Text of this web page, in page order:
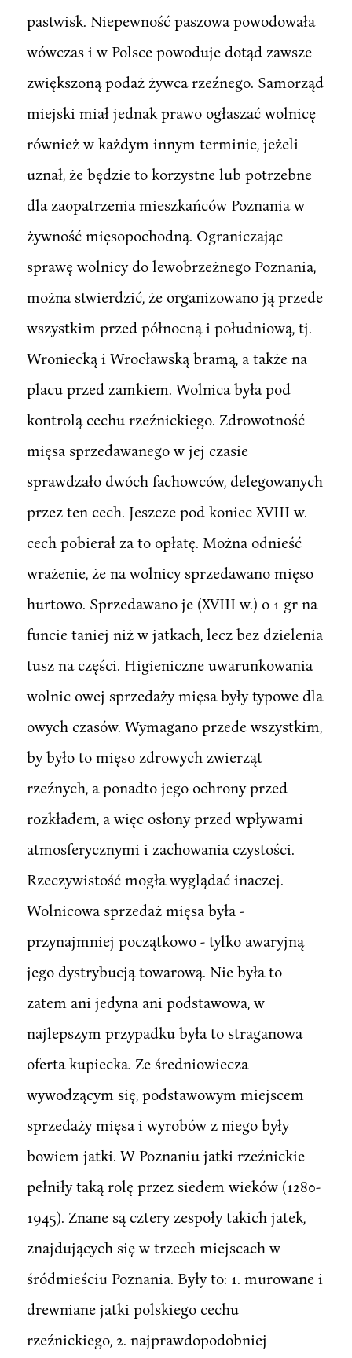
pastwisk. Niepewność paszowa powodowała
wówczas i w Polsce powoduje dotąd zawsze
zwiększoną podaż żywca rzeźnego. Samorząd
miejski miał jednak prawo ogłaszać wolnicę
również w każdym innym terminie, jeżeli
uznał, że będzie to korzystne lub potrzebne
dla zaopatrzenia mieszkańców Poznania w
żywność mięsopochodną. Ograniczając
sprawę wolnicy do lewobrzeżnego Poznania,
można stwierdzić, że organizowano ją przede
wszystkim przed północną i południową, tj.
Wroniecką i Wrocławską bramą, a także na
placu przed zamkiem. Wolnica była pod
kontrolą cechu rzeźnickiego. Zdrowotność
mięsa sprzedawanego w jej czasie
sprawdzało dwóch fachowców, delegowanych
przez ten cech. Jeszcze pod koniec XVIII w.
cech pobierał za to opłatę. Można odnieść
wrażenie, że na wolnicy sprzedawano mięso
hurtowo. Sprzedawano je (XVIII w.) o 1 gr na
funcie taniej niż w jatkach, lecz bez dzielenia
tusz na części. Higieniczne uwarunkowania
wolnic owej sprzedaży mięsa były typowe dla
owych czasów. Wymagano przede wszystkim,
by było to mięso zdrowych zwierząt
rzeźnych, a ponadto jego ochrony przed
rozkładem, a więc osłony przed wpływami
atmosferycznymi i zachowania czystości.
Rzeczywistość mogła wyglądać inaczej.
Wolnicowa sprzedaż mięsa była -
przynajmniej początkowo - tylko awaryjną
jego dystrybucją towarową. Nie była to
zatem ani jedyna ani podstawowa, w
najlepszym przypadku była to straganowa
oferta kupiecka. Ze średniowiecza
wywodzącym się, podstawowym miejscem
sprzedaży mięsa i wyrobów z niego były
bowiem jatki. W Poznaniu jatki rzeźnickie
pełniły taką rolę przez siedem wieków (1280-
1945). Znane są cztery zespoły takich jatek,
znajdujących się w trzech miejscach w
śródmieściu Poznania. Były to: 1. murowane i
drewniane jatki polskiego cechu
rzeźnickiego, 2. najprawdopodobniej